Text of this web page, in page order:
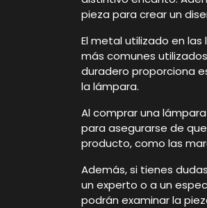
pieza para crear un
El metal utilizado en
más comunes
duradero proporciona
la lámpara.
Al comprar una
para asegurarse de
producto, como las
Además, si tienes
un experto o a un
podrán examinar la